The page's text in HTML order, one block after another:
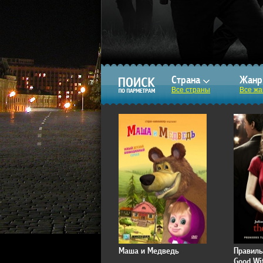
Страна
Все страны Все
Маша и Медведь